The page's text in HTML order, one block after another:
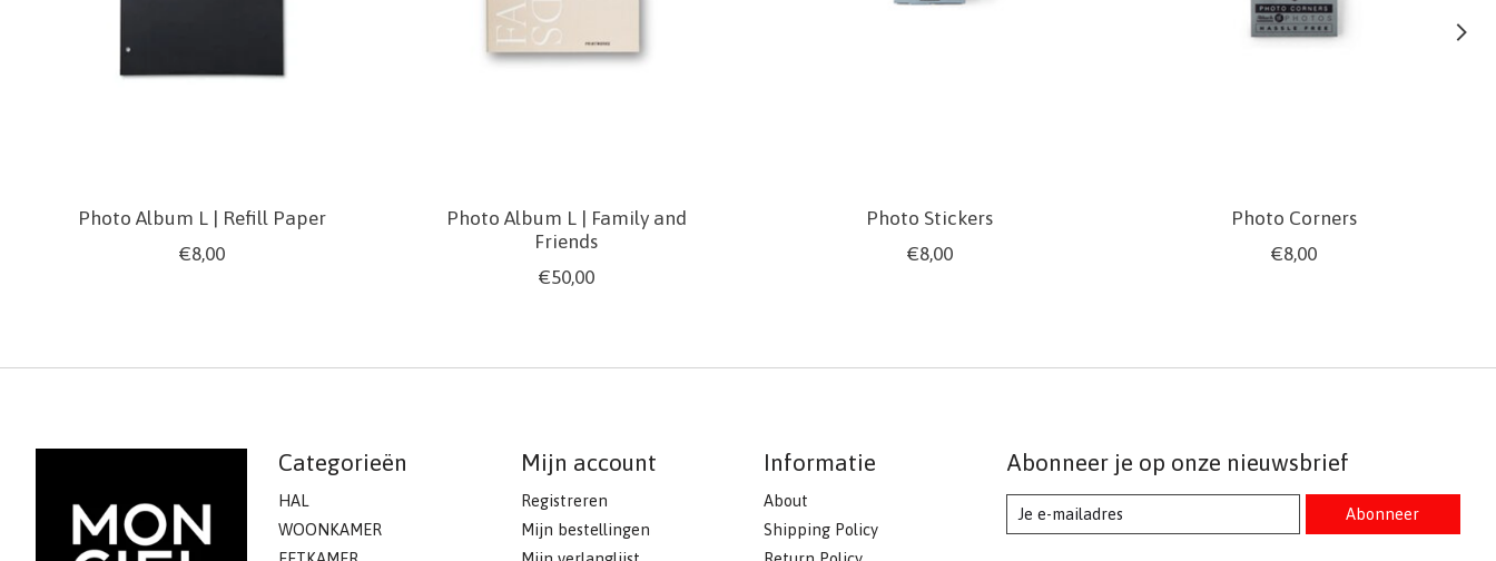
Photo Album L | Refill Paper
€8,00
Photo Album L | Family and
Friends
€50,00
Photo Stickers
€8,00
Photo Corners
€8,00
Categorieën
HAL
WOONKAMER
Mijn account
Registreren
Mijn bestellingen
Informatie
About
Shipping Policy
Abonneer je op onze nieuwsbrief
Abonneer